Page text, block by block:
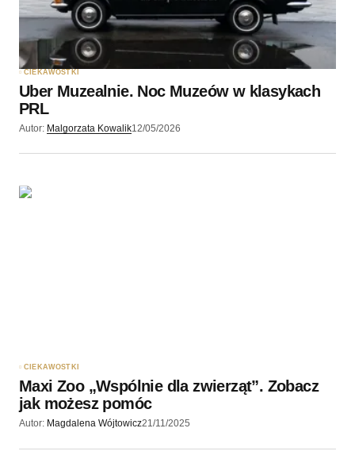
Zapamiętaj moje dane w tej przeglądarce podczas
pisania kolejnych komentarzy.
Wyślij komentarz
CIEKAWOSTKI
Uber Muzealnie. Noc Muzeów w klasykach
PRL
Autor: Malgorzata Kowalik12/05/2026
CIEKAWOSTKI
Maxi Zoo „Wspólnie dla zwierząt”. Zobacz
jak możesz pomóc
Autor: Magdalena Wójtowicz21/11/2025